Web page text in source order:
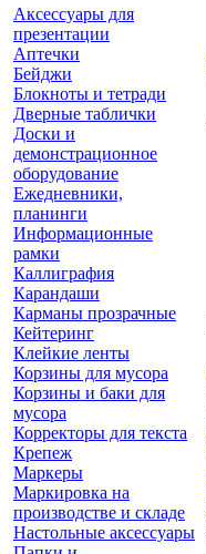
Аксессуары для
презентации
Аптечки
Бейджи
Блокноты и тетради
Дверные таблички
Доски и
демонстрационное
оборудование
Ежедневники,
планинги
Информационные
рамки
Каллиграфия
Карандаши
Карманы прозрачные
Кейтеринг
Клейкие ленты
Корзины для мусора
Корзины и баки для
мусора
Корректоры для текста
Крепеж
Маркеры
Маркировка на
производстве и складе
Настольные аксессуары